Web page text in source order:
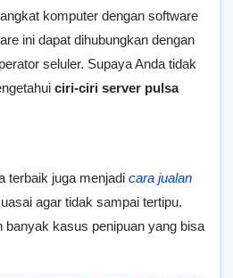
komputer dengan software
ini dapat dihubungkan dengan
seluler. Supaya Anda tidak
ciri-ciri server pulsa
terbaik juga menjadi cara jualan
agar tidak sampai tertipu.
banyak kasus penipuan yang bisa